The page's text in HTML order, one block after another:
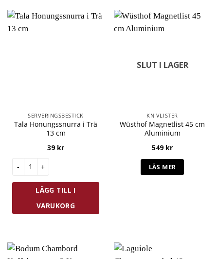
SERVERINGSBESTICK
Tala Honungssnurra i Trä
13 cm
39 kr
Tala Honungssnurra i Trä 13 cm mängd
LÄGG TILL I
VARUKORG
SLUT I LAGER
KNIVLISTER
Wüsthof Magnetlist 45 cm
Aluminium
549 kr
LÄS MER